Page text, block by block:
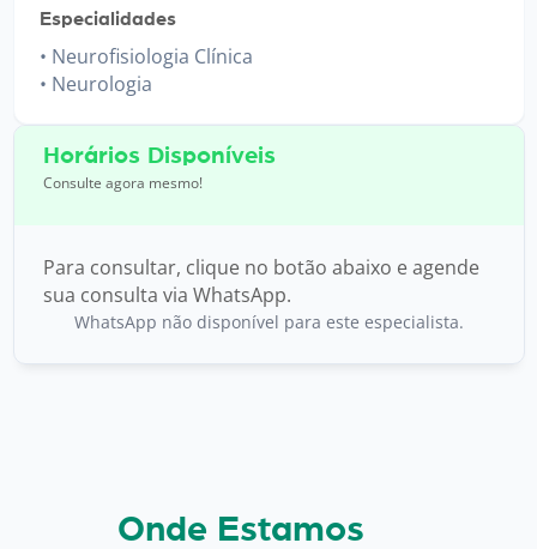
Especialidades
Neurofisiologia Clínica
Neurologia
Horários Disponíveis
Consulte agora mesmo!
Para consultar, clique no botão abaixo e agende
sua consulta via WhatsApp.
WhatsApp não disponível para este especialista.
Onde Estamos